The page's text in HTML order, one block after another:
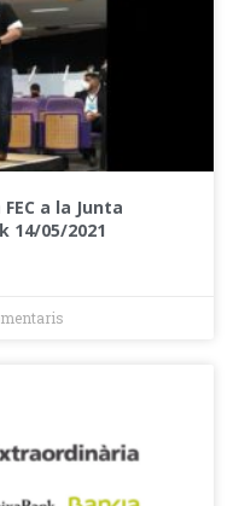
a la Junta
14/05/2021